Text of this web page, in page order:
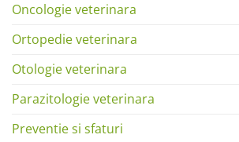
Oncologie veterinara
Ortopedie veterinara
Otologie veterinara
Parazitologie veterinara
Preventie si sfaturi